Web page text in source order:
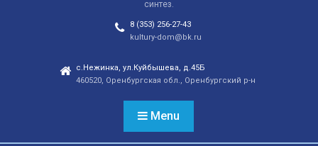
отношений, а также
сохранения
этнокультурного
народной культуры
незаметно вышли на
и это доказано большой
творческих коллективов
синтез.
8 (353) 256-27-43
kultury-dom@bk.ru
с.Нежинка, ул.Куйбышева, д.45Б
460520, Оренбургская обл., Оренбургский р-н
Menu